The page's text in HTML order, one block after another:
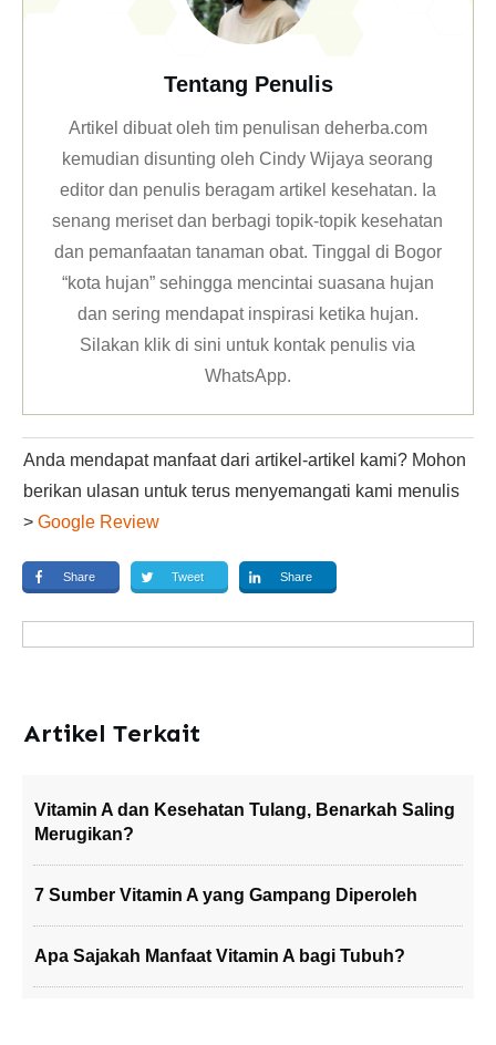
Tentang Penulis
Artikel dibuat oleh tim penulisan deherba.com
kemudian disunting oleh Cindy Wijaya seorang
editor dan penulis beragam artikel kesehatan. Ia
senang meriset dan berbagi topik-topik kesehatan
dan pemanfaatan tanaman obat. Tinggal di Bogor
“kota hujan” sehingga mencintai suasana hujan
dan sering mendapat inspirasi ketika hujan.
Silakan klikdi sini untuk kontak penulis via
WhatsApp.
Anda mendapat manfaat dari artikel-artikel kami? Mohon
berikan ulasan untuk terus menyemangati kami menulis
> Google Review
Share Tweet Share
Artikel Terkait
Vitamin A dan Kesehatan Tulang, Benarkah Saling
Merugikan?
7 Sumber Vitamin A yang Gampang Diperoleh
Apa Sajakah Manfaat Vitamin A bagi Tubuh?